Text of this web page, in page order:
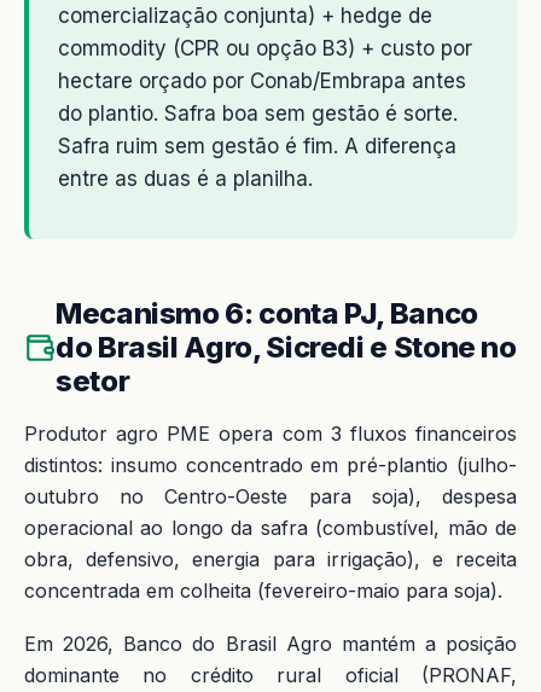
comercialização conjunta) + hedge de
commodity (CPR ou opção B3) + custo por
hectare orçado por Conab/Embrapa antes
do plantio. Safra boa sem gestão é sorte.
Safra ruim sem gestão é fim. A diferença
entre as duas é a planilha.
Mecanismo 6: conta PJ, Banco
do Brasil Agro, Sicredi e Stone no
setor
Produtor agro PME opera com 3 fluxos financeiros
distintos: insumo concentrado em pré-plantio (julho-
outubro no Centro-Oeste para soja), despesa
operacional ao longo da safra (combustível, mão de
obra, defensivo, energia para irrigação), e receita
concentrada em colheita (fevereiro-maio para soja).
Em 2026, Banco do Brasil Agro mantém a posição
dominante no crédito rural oficial (PRONAF,